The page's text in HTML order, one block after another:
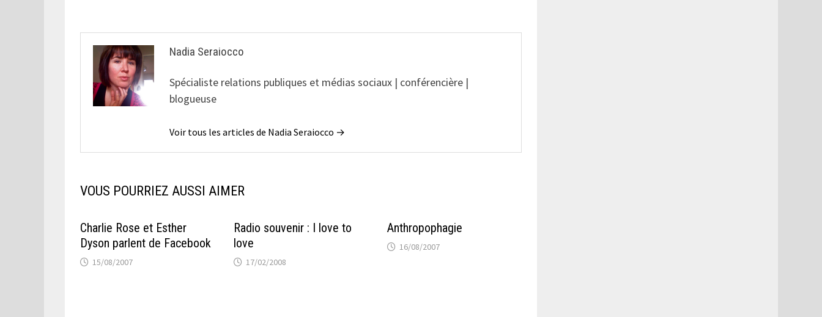
Nadia Seraiocco
Spécialiste relations publiques et médias sociaux | conférencière |
blogueuse
Voir tous les articles de Nadia Seraiocco →
VOUS POURRIEZ AUSSI AIMER
Charlie Rose et Esther
Dyson parlent de Facebook
15/08/2007
Radio souvenir : I love to
love
17/02/2008
Anthropophagie
16/08/2007